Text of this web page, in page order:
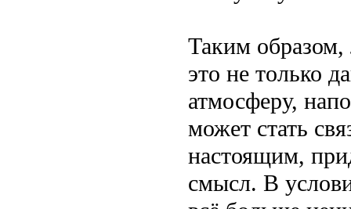
Таким
это не только
атмосферу,
может стать
настоящим,
смысл. В